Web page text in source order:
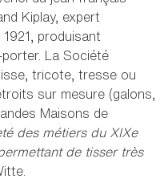
Kiplay, expert
produisant
La Société
tricote, tresse ou
sur mesure (galons,
Maisons de
des métiers du XIXe
de tisser très